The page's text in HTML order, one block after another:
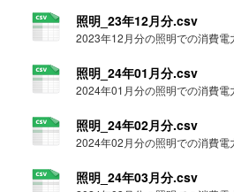
照明_23年12月分.csv
2023年12月分の照明での消費電
照明_24年01月分.csv
2024年01月分の照明での消費電
照明_24年02月分.csv
2024年02月分の照明での消費電
照明_24年03月分.csv